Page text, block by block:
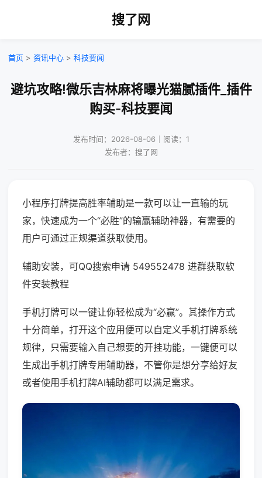
搜了网
首页 > 资讯中心 > 科技要闻
避坑攻略!微乐吉林麻将曝光猫腻插件_插件
购买-科技要闻
发布时间：2026-08-06｜阅读：1
发布者：搜了网
小程序打牌提高胜率辅助是一款可以让一直输的玩
家，快速成为一个“必胜”的输赢辅助神器，有需要的
用户可通过正规渠道获取使用。
辅助安装，可QQ搜索申请 549552478 进群获取软
件安装教程
手机打牌可以一键让你轻松成为“必赢”。其操作方式
十分简单，打开这个应用便可以自定义手机打牌系统
规律，只需要输入自己想要的开挂功能，一键便可以
生成出手机打牌专用辅助器，不管你是想分享给好友
或者使用手机打牌AI辅助都可以满足需求。